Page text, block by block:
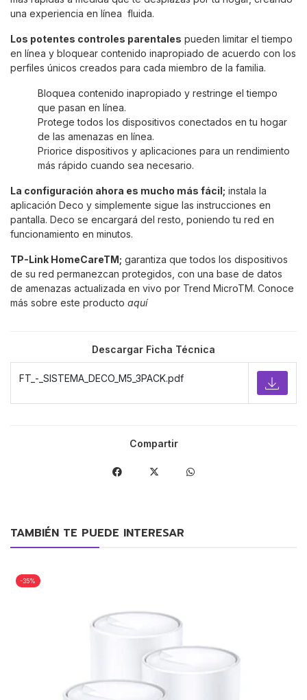
una experiencia en línea fluida.
Los potentes controles parentales pueden limitar el tiempo
en línea y bloquear contenido inapropiado de acuerdo con los
perfiles únicos creados para cada miembro de la familia.
Bloquea contenido inapropiado y restringe el tiempo
que pasan en línea.
Protege todos los dispositivos conectados en tu hogar
de las amenazas en línea.
Priorice dispositivos y aplicaciones para un rendimiento
más rápido cuando sea necesario.
La configuración ahora es mucho más fácil; instala la
aplicación Deco y simplemente sigue las instrucciones en
pantalla. Deco se encargará del resto, poniendo tu red en
funcionamiento en minutos.
TP-Link HomeCareTM; garantiza que todos los dispositivos
de su red permanezcan protegidos, con una base de datos
de amenazas actualizada en vivo por Trend MicroTM. Conoce
más sobre este producto aquí
Descargar Ficha Técnica
FT_-_SISTEMA_DECO_M5_3PACK.pdf
Compartir
TAMBIÉN TE PUEDE INTERESAR
-35%